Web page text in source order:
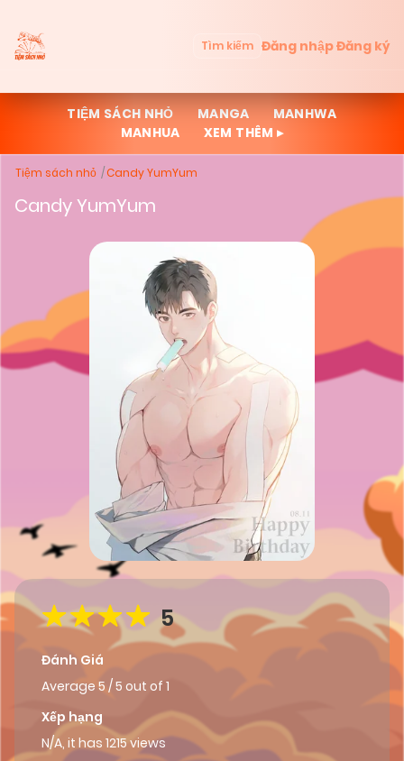
Tìm kiếm Đăng nhậpĐăng ký
TIỆM SÁCH NHỎ MANGA
MANHWA
MANHUA
XEM THÊM ▸
Tiệm sách nhỏ Candy YumYum
Candy YumYum
5
Đánh Giá
Average 5 /5 out of 1
Xếp hạng
N/A, it has 1215 views